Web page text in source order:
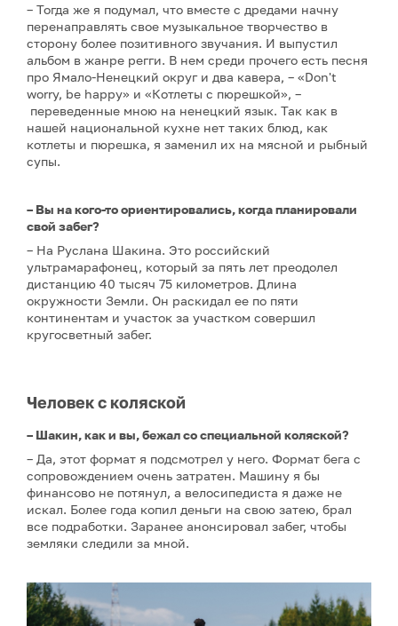
– Тогда же я подумал, что вместе с дредами начну
перенаправлять свое музыкальное творчество в
сторону более позитивного звучания. И выпустил
альбом в жанре регги. В нем среди прочего есть песня
про Ямало-Ненецкий округ и два кавера, – «Don't
worry, be happy» и «Котлеты с пюрешкой», –
переведенные мною на ненецкий язык. Так как в
нашей национальной кухне нет таких блюд, как
котлеты и пюрешка, я заменил их на мясной и рыбный
супы.
– Вы на кого-то ориентировались, когда планировали
свой забег?
– На Руслана Шакина. Это российский
ультрамарафонец, который за пять лет преодолел
дистанцию 40 тысяч 75 километров. Длина
окружности Земли. Он раскидал ее по пяти
континентам и участок за участком совершил
кругосветный забег.
Человек с коляской
– Шакин, как и вы, бежал со специальной коляской?
– Да, этот формат я подсмотрел у него. Формат бега с
сопровождением очень затратен. Машину я бы
финансово не потянул, а велосипедиста я даже не
искал. Более года копил деньги на свою затею, брал
все подработки. Заранее анонсировал забег, чтобы
земляки следили за мной.